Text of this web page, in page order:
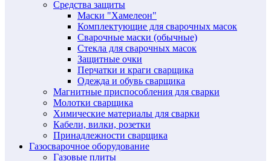
Средства защиты
Маски "Хамелеон"
Комплектующие для сварочных масок
Сварочные маски (обычные)
Стекла для сварочных масок
Защитные очки
Перчатки и краги сварщика
Одежда и обувь сварщика
Магнитные приспособления для сварки
Молотки сварщика
Химические материалы для сварки
Кабели, вилки, розетки
Принадлежности сварщика
Газосварочное оборудование
Газовые плиты